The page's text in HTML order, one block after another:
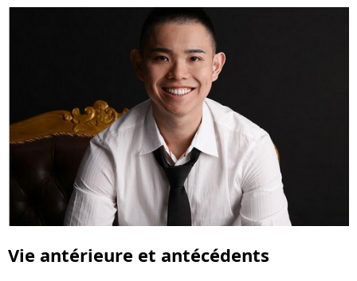
Vie antérieure et antécédents